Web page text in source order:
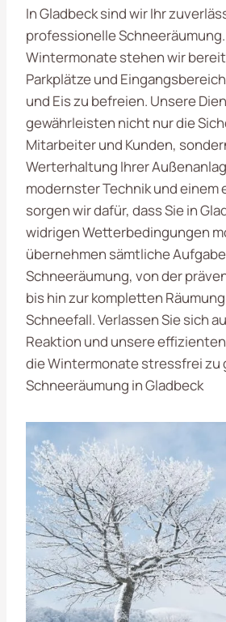
In Gladbeck sind wir Ihr
professionelle
Wintermonate stehen wir
Parkplätze und
und Eis zu befreien. Unsere
gewährleisten nicht nur die
Mitarbeiter und Kunden,
Werterhaltung Ihrer
modernster Technik und einem
sorgen wir dafür, dass Sie in
widrigen Wetterbedingungen
übernehmen sämtliche
Schneeräumung, von der
bis hin zur kompletten
Schneefall. Verlassen Sie sich
Reaktion und unsere
die Wintermonate stressfrei zu
Schneeräumung in Gladbeck